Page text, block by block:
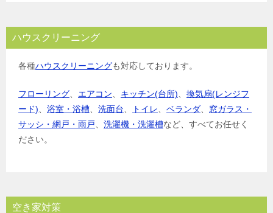
ハウスクリーニング
各種ハウスクリーニングも対応しております。
フローリング エアコン キッチン(台所)
換気扇(レンジフ
ード)
浴室・浴槽 洗面台 トイレ ベランダ
窓ガラス・
サッシ・網戸・雨戸
洗濯機・洗濯槽など、すべてお任せく
ださい。
空き家対策